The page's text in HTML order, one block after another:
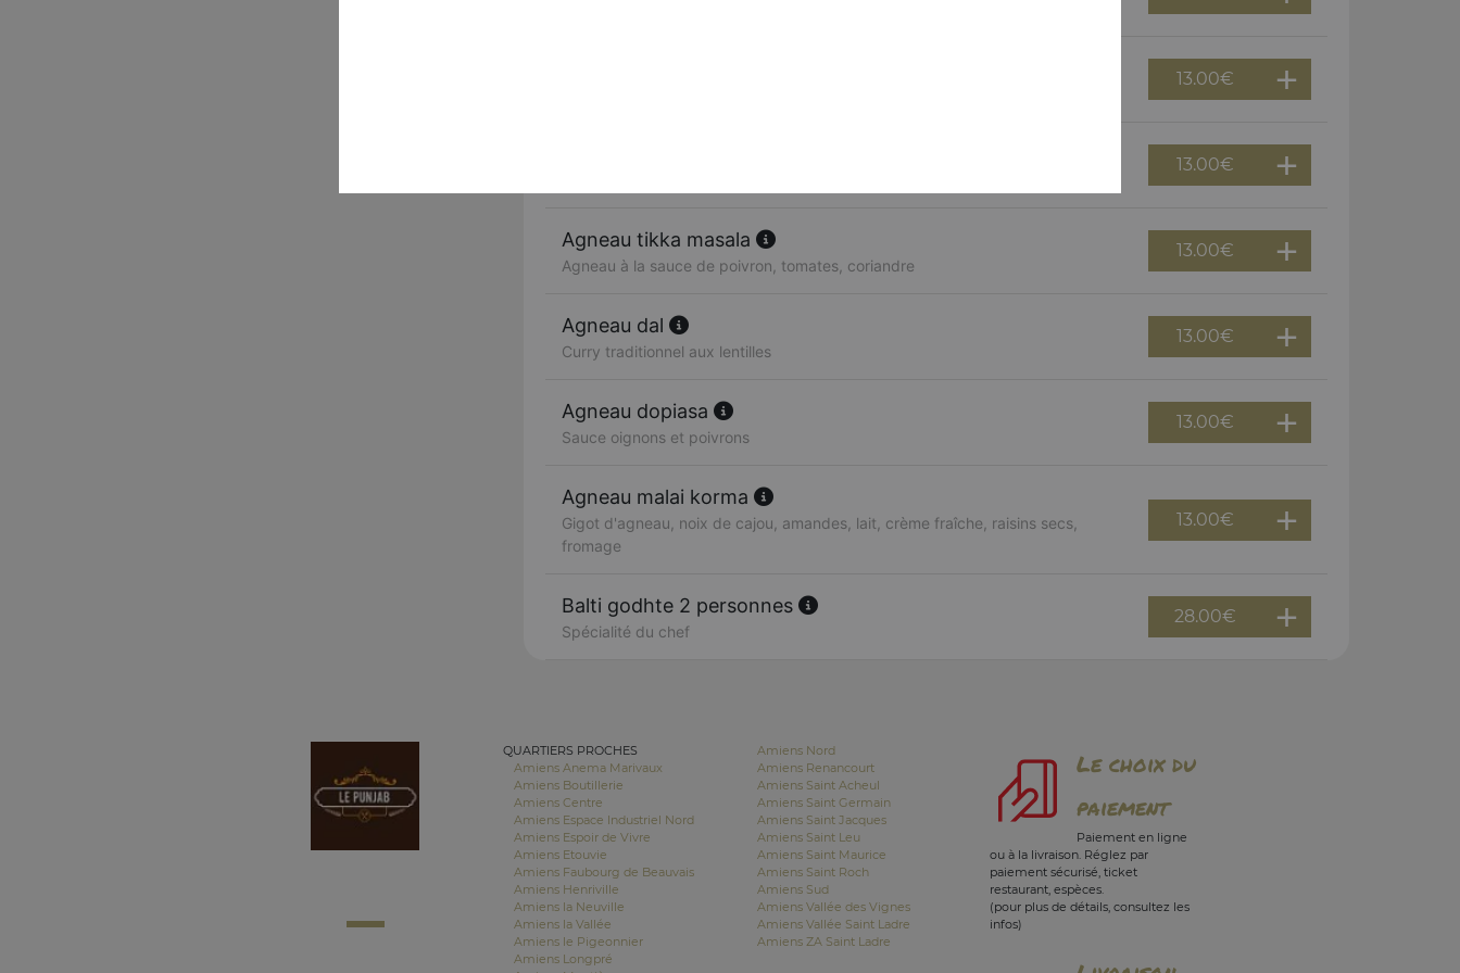
13.00€
13.00€
Agneau tikka masala
Agneau à la sauce de poivron, tomates, coriandre
13.00€
Agneau dal
Curry traditionnel aux lentilles
13.00€
Agneau dopiasa
Sauce oignons et poivrons
13.00€
Agneau malai korma
Gigot d'agneau, noix de cajou, amandes, lait, crème fraîche, raisins secs,
fromage
13.00€
Balti godhte 2 personnes
Spécialité du chef
28.00€
QUARTIERS PROCHES
Amiens Anema Marivaux
Amiens Boutillerie
Amiens Centre
Amiens Espace Industriel Nord
Amiens Espoir de Vivre
Amiens Etouvie
Amiens Faubourg de Beauvais
Amiens Henriville
Amiens la Neuville
Amiens la Vallée
Amiens le Pigeonnier
Amiens Longpré
Amiens Nord
Amiens Renancourt
Amiens Saint Acheul
Amiens Saint Germain
Amiens Saint Jacques
Amiens Saint Leu
Amiens Saint Maurice
Amiens Saint Roch
Amiens Sud
Amiens Vallée des Vignes
Amiens Vallée Saint Ladre
Amiens ZA Saint Ladre
Le choix du
paiement
Paiement en ligne
ou à la livraison. Réglez par
paiement sécurisé, ticket
restaurant, espèces.
(pour plus de détails, consultez les
infos)